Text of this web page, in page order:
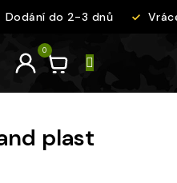
Dodání do 2-3 dnů
plast